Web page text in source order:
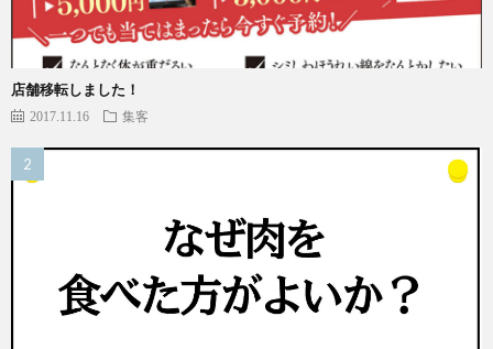
店舗移転しました！
2017.11.16 集客